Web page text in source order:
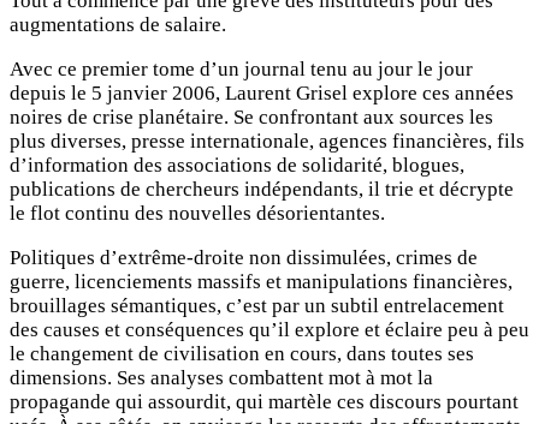
augmentations de salaire.
Avec ce premier tome d’un journal tenu au jour le jour
depuis le 5 janvier 2006, Laurent Grisel explore ces années
noires de crise planétaire. Se confrontant aux sources les
plus diverses, presse internationale, agences financières, fils
d’information des associations de solidarité, blogues,
publications de chercheurs indépendants, il trie et décrypte
le flot continu des nouvelles désorientantes.
Politiques d’extrême-droite non dissimulées, crimes de
guerre, licenciements massifs et manipulations financières,
brouillages sémantiques, c’est par un subtil entrelacement
des causes et conséquences qu’il explore et éclaire peu à peu
le changement de civilisation en cours, dans toutes ses
dimensions. Ses analyses combattent mot à mot la
propagande qui assourdit, qui martèle ces discours pourtant